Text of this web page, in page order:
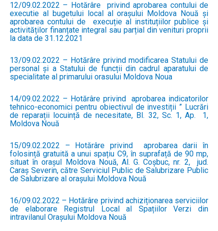
12/09.02.2022 – Hotărâre privind aprobarea contului de
executie al bugetului local al orașului Moldova Nouă și
aprobarea contului de execuție al instituțiilor publice și
activităților finanțate integral sau parțial din venituri proprii
la data de 31.12.2021
13/09.02.2022 – Hotărâre privind modificarea Statului de
personal și a Statului de funcții din cadrul aparatului de
specialitate al primarului orasului Moldova Noua
14/09.02.2022 – Hotărâre privind aprobarea indicatorilor
tehnico-economici pentru obiectivul de investiții ” Lucrări
de reparații locuință de necesitate, Bl. 32, Sc. 1, Ap. 1,
Moldova Nouă
15/09.02.2022 – Hotărâre privind aprobarea darii în
folosință gratuită a unui spațiu C9, în suprafață de 90 mp,
situat în orașul Moldova Nouă, Al. G. Coșbuc, nr. 2, jud.
Caraș Severin, către Serviciul Public de Salubrizare Public
de Salubrizare al orașului Moldova Nouă
16/09.02.2022 – Hotărâre privind achiziționarea serviciilor
de elaborare Registrul Local al Spațiilor Verzi din
intravilanul Orașului Moldova Nouă